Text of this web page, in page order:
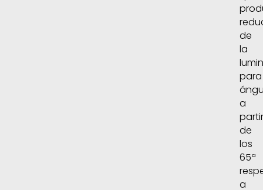
de
la
para
a
partir
de
los
65ª
a